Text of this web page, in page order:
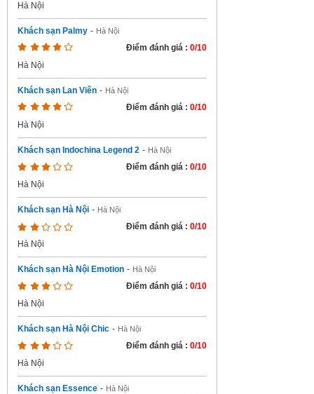
Hà Nội
Khách sạn Palmy - Hà Nội
Điểm đánh giá : 0/10
Hà Nội
Khách sạn Lan Viên - Hà Nội
Điểm đánh giá : 0/10
Hà Nội
Khách sạn Indochina Legend 2 - Hà Nội
Điểm đánh giá : 0/10
Hà Nội
Khách sạn Hà Nội - Hà Nội
Điểm đánh giá : 0/10
Hà Nội
Khách sạn Hà Nội Emotion - Hà Nội
Điểm đánh giá : 0/10
Hà Nội
Khách sạn Hà Nội Chic - Hà Nội
Điểm đánh giá : 0/10
Hà Nội
Khách sạn Essence - Hà Nội